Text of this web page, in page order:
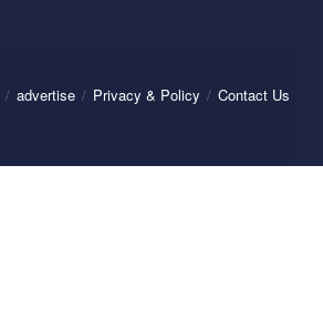
advertise Privacy & Policy Contact Us